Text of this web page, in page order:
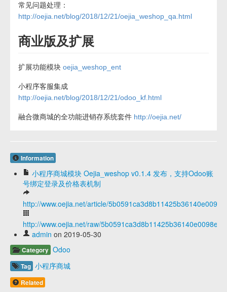
常见问题处理：
http://oejia.net/blog/2018/12/21/oejia_weshop_qa.html
商业版及扩展
扩展功能模块 oejia_weshop_ent
小程序客服集成
http://oejia.net/blog/2018/12/21/odoo_kf.html
融合微商城的全功能进销存系统套件 http://oejia.net/
Information
小程序商城模块 Oejia_weshop v0.1.4 发布，支持Odoo账
号绑定登录及价格表机制
http://www.oejia.net/article/
http://www.oejia.net/raw/
admin on 2019-05-30
Category Odoo
Tag 小程序商城
Related